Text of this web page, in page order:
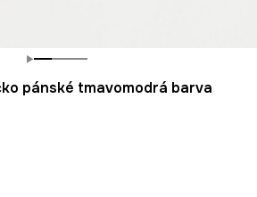
pánské tmavomodrá barva